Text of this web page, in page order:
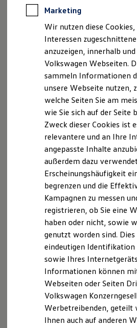
Software, Konnektivität &
California App
VW Connect für
VW Connect für
VW Connect für
VW Connect für
Connect Pro
Fleet Interface Data
Multistop Pathfinder
Übersicht Software
Hilfreiches für Besitzer
Fahrerassistenz- und
Kontrollleuchten
Kurzfahrprofile und
XTL-Dieselkraftstoff
Ersatzteile und
Original Zubehör und
myVolkswagen
myVolkswagen Business
Elektrisch & Autonom
Elektro - &
Unser Ansatz
Klimafreundlicher
Reichweite & Ladelösungen
Ladezeitensimulator
Ladelösungen für
Ladelösungen für
Wallbox und
Förderung & Kosten der
Fördermöglichkeiten
Fördermöglichkeiten
Kraftstoffverbrauc
h (kombiniert) in
Kraftstoff
Anzahl der Zylinder 4;
Hubraum in cm 1.498
Leistung bei
Drehzahl in kW bei
3500 min⁻¹
85
Max. Drehmoment
in Nm / 1/min
250
Stickoxiden (NOx)
(Kraftstoff I) in
7,9
Partikel (PM) (
Kraftstoff I) in
0
B
Marketing
Wir nutzen diese
Interessen
anzuzeigen, innerhalb
Volkswagen Webseiten.
sammeln Informationen
unsere Webseite nutzen,
welche Seiten Sie am
wie Sie sich auf der Seite
Zweck dieser Cookies ist
relevantere und an Ihre
angepasste Inhalte
außerdem dazu
Erscheinungshäufigkeit
begrenzen und die
Kampagnen zu messen
registrieren, ob Sie eine
haben oder nicht, sowie
genutzt worden sind.
eindeutigen Identifikation
sowie Ihres
Informationen können
Webseiten oder Seiten
Volkswagen
Werbetreibenden, geteilt
Ihnen auch auf anderen